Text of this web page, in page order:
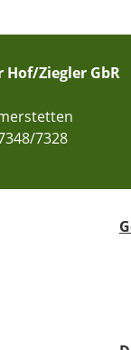
Hof/Ziegler GbR
7328